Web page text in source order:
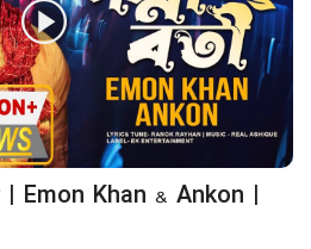
| Emon Khan & Ankon |